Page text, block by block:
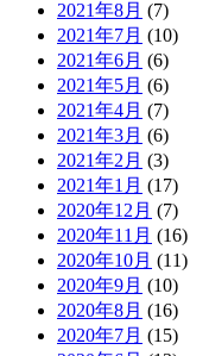
2021年8月 (7)
2021年7月 (10)
2021年6月 (6)
2021年5月 (6)
2021年4月 (7)
2021年3月 (6)
2021年2月 (3)
2021年1月 (17)
2020年12月 (7)
2020年11月 (16)
2020年10月 (11)
2020年9月 (10)
2020年8月 (16)
2020年7月 (15)